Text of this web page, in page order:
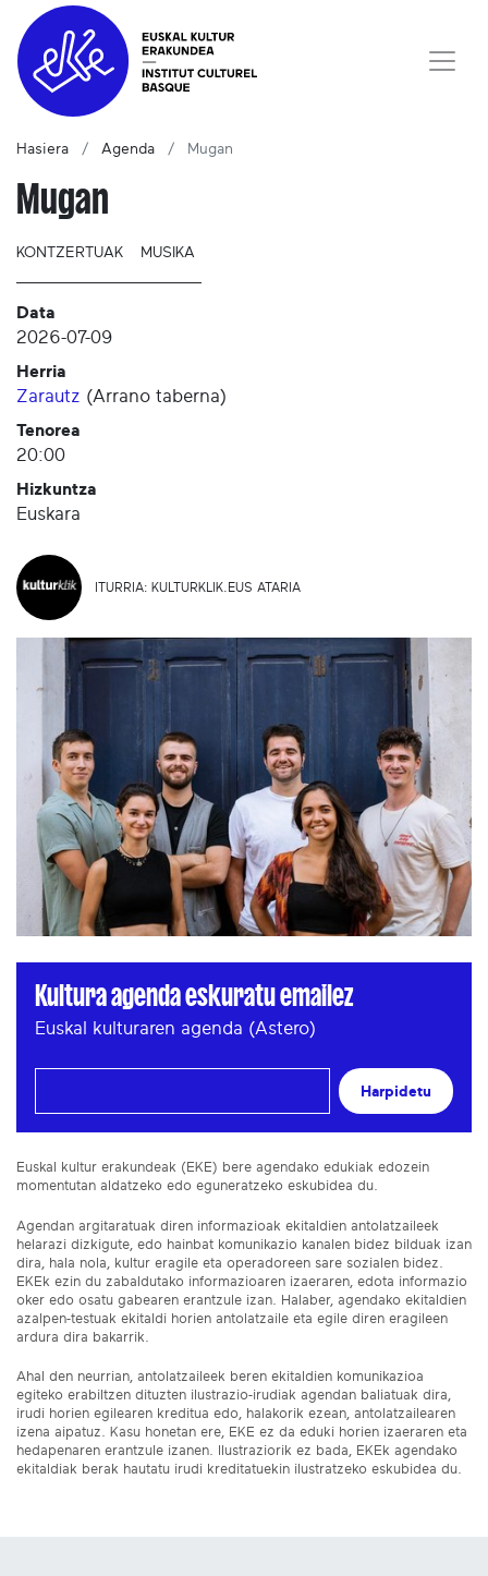
Hasiera Agenda Mugan
Mugan
KONTZERTUAK MUSIKA
Data
2026-07-09
Herria
Zarautz (Arrano taberna)
Tenorea
20:00
Hizkuntza
Euskara
ITURRIA: KULTURKLIK.EUS ATARIA
Kultura agenda eskuratu emailez
Euskal kulturaren agenda (Astero)
Harpidetu
Euskal kultur erakundeak (EKE) bere agendako edukiak edozein
momentutan aldatzeko edo eguneratzeko eskubidea du.
Agendan argitaratuak diren informazioak ekitaldien antolatzaileek
helarazi dizkigute, edo hainbat komunikazio kanalen bidez bilduak izan
dira, hala nola, kultur eragile eta operadoreen sare sozialen bidez.
EKEk ezin du zabaldutako informazioaren izaeraren, edota informazio
oker edo osatu gabearen erantzule izan. Halaber, agendako ekitaldien
azalpen-testuak ekitaldi horien antolatzaile eta egile diren eragileen
ardura dira bakarrik.
Ahal den neurrian, antolatzaileek beren ekitaldien komunikazioa
egiteko erabiltzen dituzten ilustrazio-irudiak agendan baliatuak dira,
irudi horien egilearen kreditua edo, halakorik ezean, antolatzailearen
izena aipatuz. Kasu honetan ere, EKE ez da eduki horien izaeraren eta
hedapenaren erantzule izanen. Ilustraziorik ez bada, EKEk agendako
ekitaldiak berak hautatu irudi kreditatuekin ilustratzeko eskubidea du.